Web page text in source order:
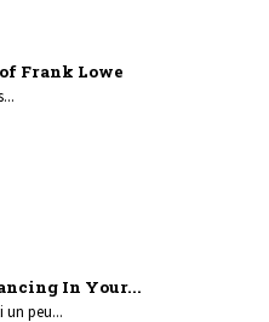
Frank Lowe
In Your...
un peu...